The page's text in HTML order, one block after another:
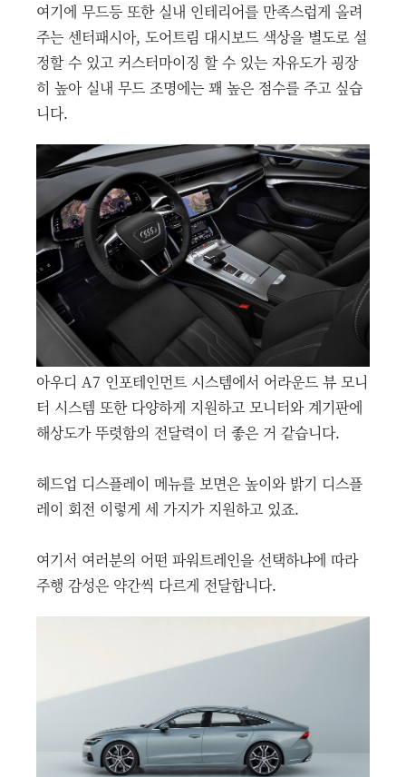
여기에 무드등 또한 실내 인테리어를 만족스럽게 올려
주는 센터패시아, 도어트림 대시보드 색상을 별도로 설
정할 수 있고 커스터마이징 할 수 있는 자유도가 굉장
히 높아 실내 무드 조명에는 꽤 높은 점수를 주고 싶습
니다.
아우디 A7 인포테인먼트 시스템에서 어라운드 뷰 모니
터 시스템 또한 다양하게 지원하고 모니터와 계기판에
해상도가 뚜렷함의 전달력이 더 좋은 거 같습니다.
헤드업 디스플레이 메뉴를 보면은 높이와 밝기 디스플
레이 회전 이렇게 세 가지가 지원하고 있죠.
여기서 여러분의 어떤 파워트레인을 선택하냐에 따라
주행 감성은 약간씩 다르게 전달합니다.